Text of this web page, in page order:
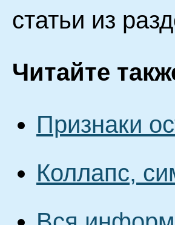
статьи из
Читайте
Признаки
Коллапс,